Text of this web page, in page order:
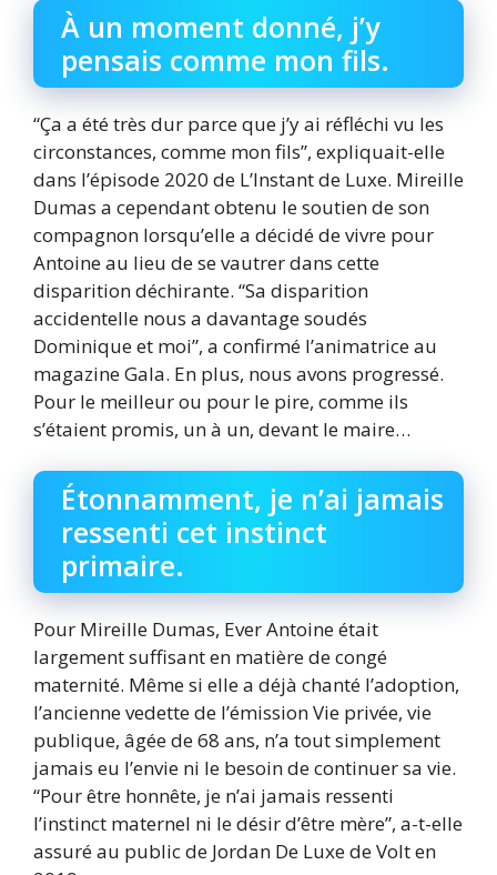
À un moment donné, j’y
pensais comme mon fils.
“Ça a été très dur parce que j’y ai réfléchi vu les
circonstances, comme mon fils”, expliquait-elle
dans l’épisode 2020 de L’Instant de Luxe. Mireille
Dumas a cependant obtenu le soutien de son
compagnon lorsqu’elle a décidé de vivre pour
Antoine au lieu de se vautrer dans cette
disparition déchirante. “Sa disparition
accidentelle nous a davantage soudés
Dominique et moi”, a confirmé l’animatrice au
magazine Gala. En plus, nous avons progressé.
Pour le meilleur ou pour le pire, comme ils
s’étaient promis, un à un, devant le maire…
Étonnamment, je n’ai jamais
ressenti cet instinct
primaire.
Pour Mireille Dumas, Ever Antoine était
largement suffisant en matière de congé
maternité. Même si elle a déjà chanté l’adoption,
l’ancienne vedette de l’émission Vie privée, vie
publique, âgée de 68 ans, n’a tout simplement
jamais eu l’envie ni le besoin de continuer sa vie.
“Pour être honnête, je n’ai jamais ressenti
l’instinct maternel ni le désir d’être mère”, a-t-elle
assuré au public de Jordan De Luxe de Volt en